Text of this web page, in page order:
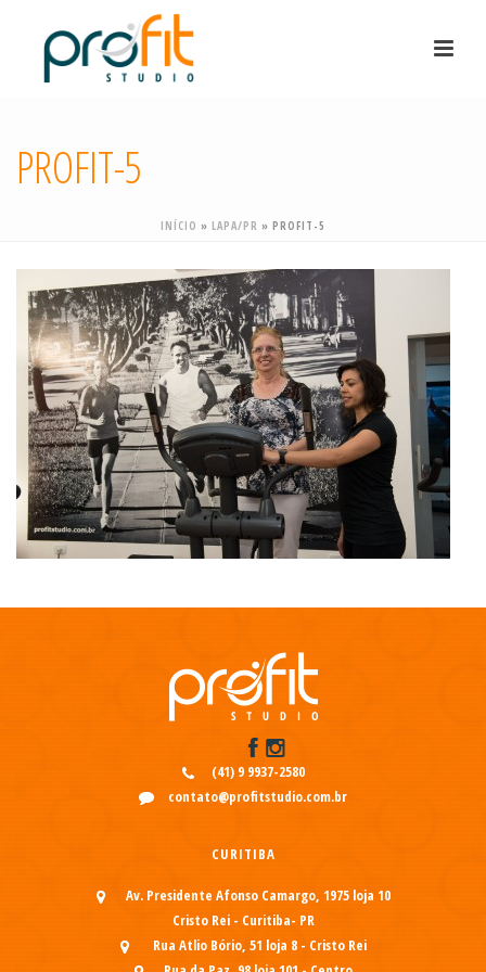
PROFIT-5
INÍCIO » LAPA/PR » PROFIT-5
(41) 9 9937-2580
contato@profitstudio.com.br
CURITIBA
Av. Presidente Afonso Camargo, 1975 loja 10
Cristo Rei - Curitiba- PR
Rua Atlio Bório, 51 loja 8 - Cristo Rei